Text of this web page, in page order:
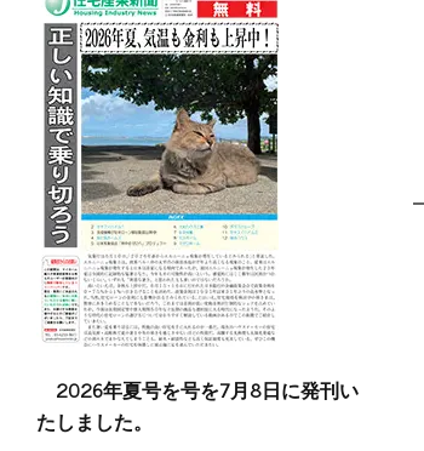
2026年夏号を号を7月8日に発刊い
たしました。